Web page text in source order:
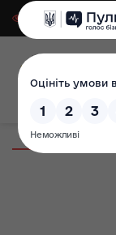
Для слабозорих